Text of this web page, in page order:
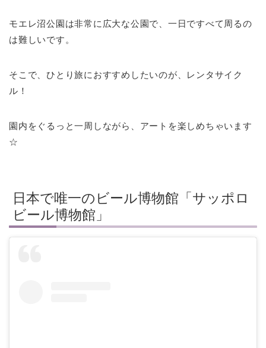
モエレ沼公園は非常に広大な公園で、一日ですべて周るの
は難しいです。
そこで、ひとり旅におすすめしたいのが、レンタサイク
ル！
園内をぐるっと一周しながら、アートを楽しめちゃいます
☆
日本で唯一のビール博物館「サッポロ
ビール博物館」